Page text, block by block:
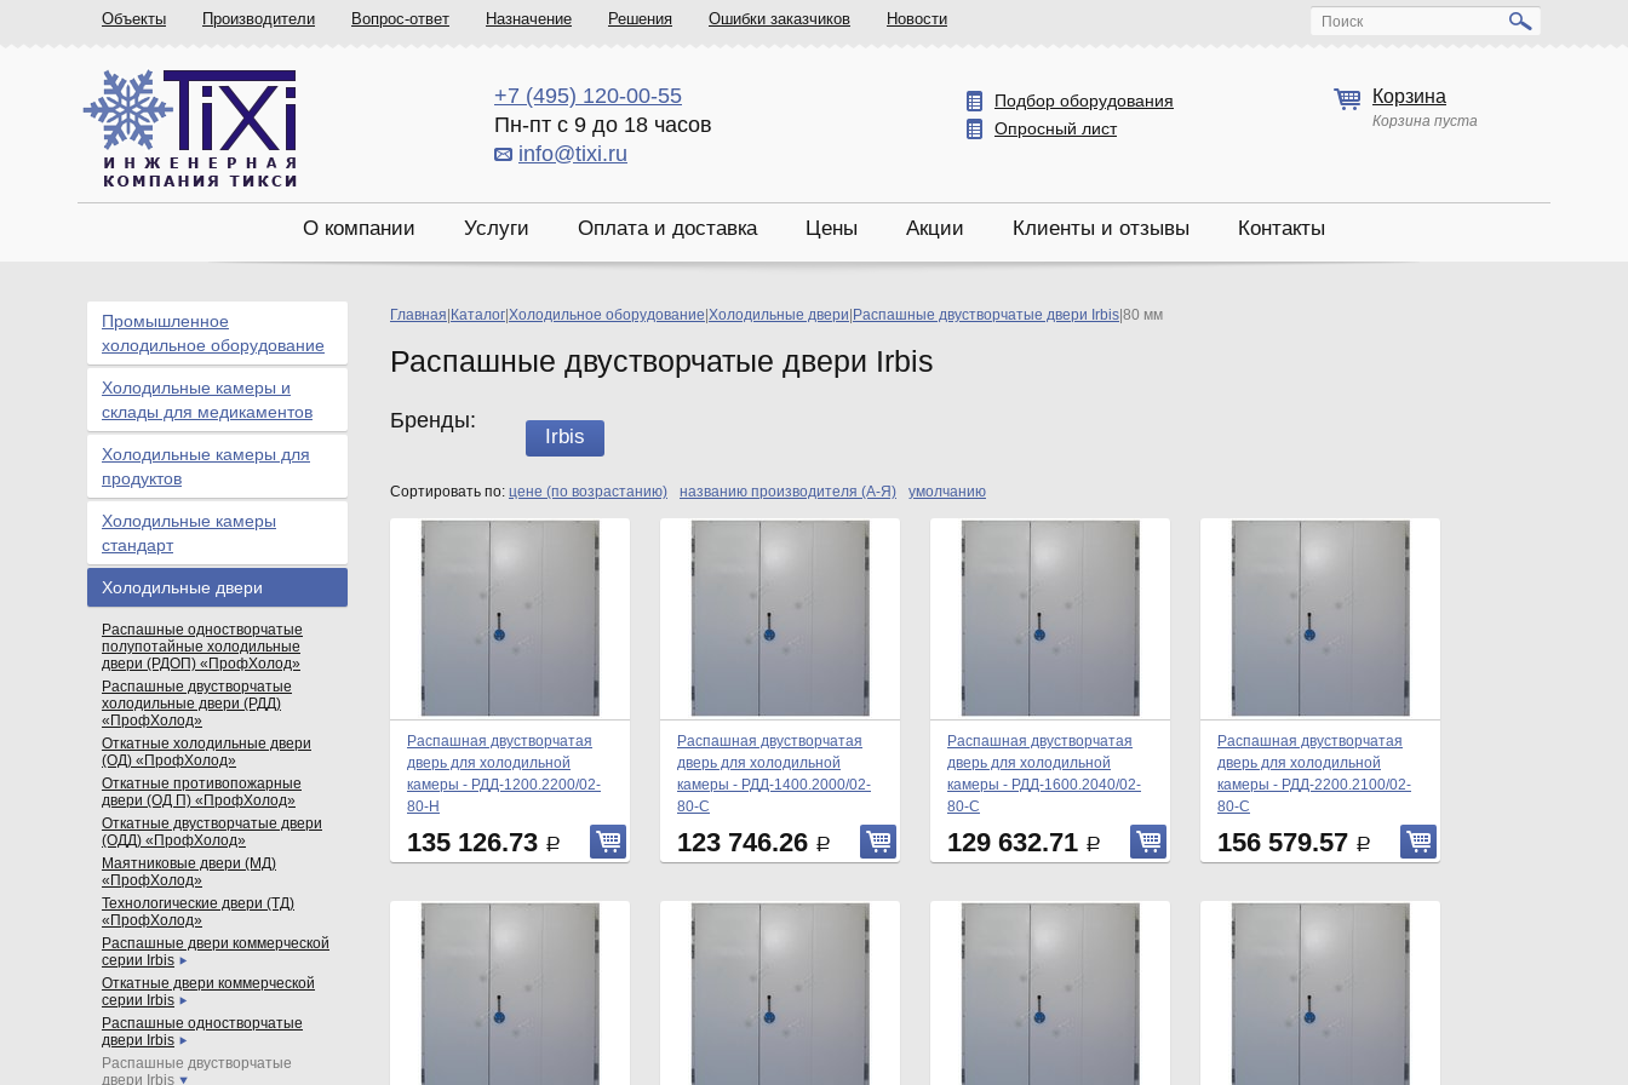
Объекты Производители Вопрос-ответ Назначение Решения Ошибки заказчиков Новости Поиск
+7 (495) 120-00-55
Пн-пт с 9 до 18 часов
info@tixi.ru
Подбор оборудования
Опросный лист
Корзина
Корзина пуста
О компании Услуги Оплата и доставка Цены Акции Клиенты и отзывы Контакты
Главная Каталог Холодильное оборудование Холодильные двери Распашные двустворчатые двери Irbis 80 мм
Распашные двустворчатые двери Irbis
Бренды:
Irbis
Сортировать по: цене (по возрастанию) названию производителя (А-Я) умолчанию
Распашная двустворчатая
дверь для холодильной
камеры - РДД-1200.2200/02-
80-Н
135 126.73 Р
Распашная двустворчатая
дверь для холодильной
камеры - РДД-1400.2000/02-
80-С
123 746.26 Р
Распашная двустворчатая
дверь для холодильной
камеры - РДД-1600.2040/02-
80-С
129 632.71 Р
Распашная двустворчатая
дверь для холодильной
камеры - РДД-2200.2100/02-
80-С
156 579.57 Р
Промышленное
холодильное оборудование
Холодильные камеры и
склады для медикаментов
Холодильные камеры для
продуктов
Холодильные камеры
стандарт
Холодильные двери
Распашные одностворчатые
полупотайные холодильные
двери (РДОП) «ПрофХолод»
Распашные двустворчатые
холодильные двери (РДД)
«ПрофХолод»
Откатные холодильные двери
(ОД) «ПрофХолод»
Откатные противопожарные
двери (ОД П) «ПрофХолод»
Откатные двустворчатые двери
(ОДД) «ПрофХолод»
Маятниковые двери (МД)
«ПрофХолод»
Технологические двери (ТД)
«ПрофХолод»
Распашные двери коммерческой
серии Irbis
Откатные двери коммерческой
серии Irbis
Распашные одностворчатые
двери Irbis
Распашные двустворчатые
двери Irbis